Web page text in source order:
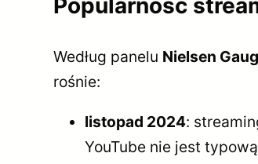
Popularność
Według panelu Nielsen
rośnie:
listopad 2024:
YouTube nie jest